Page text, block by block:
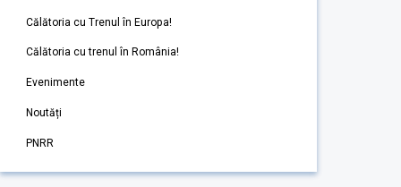
Călătoria cu Trenul în Europa!
Călătoria cu trenul în România!
Evenimente
Noutăți
PNRR